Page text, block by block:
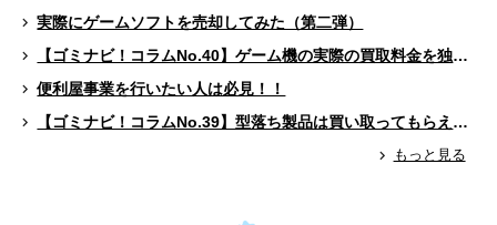
実際にゲームソフトを売却してみた（第二弾）
【ゴミナビ！コラムNo.40】ゲーム機の実際の買取料金を独自調査！！
便利屋事業を行いたい人は必見！！
【ゴミナビ！コラムNo.39】型落ち製品は買い取ってもらえる？（ゲームソフト編）
もっと見る